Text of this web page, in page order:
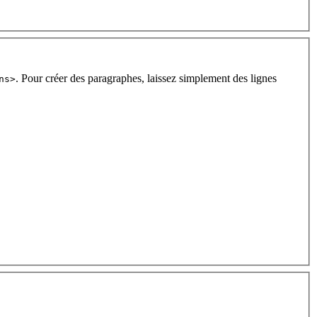
. Pour créer des paragraphes, laissez simplement des lignes